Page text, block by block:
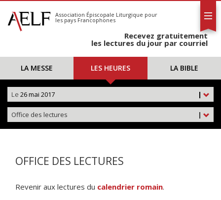
S'abonner
Calendrier
Association Épiscopale Liturgique pour
les pays Francophones
Recevez gratuitement
les lectures du jour par courriel
LA MESSE LES HEURES LA BIBLE
|
Le 26 mai 2017
|
Office des lectures
OFFICE DES LECTURES
Revenir aux lectures du calendrier romain.